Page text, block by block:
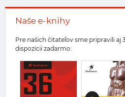
Naše e-knihy
Pre našich čitateľov sme pripravili aj
dispozícii zadarmo: